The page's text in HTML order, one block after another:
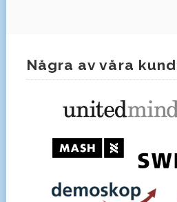
Några av våra